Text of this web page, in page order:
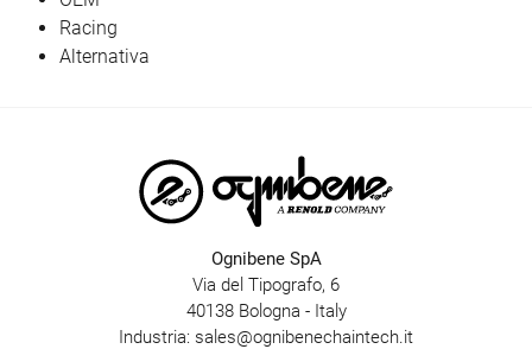
Racing
Alternativa
Ognibene SpA
Via del Tipografo, 6
40138 Bologna - Italy
Industria: sales@ognibenechaintech.it